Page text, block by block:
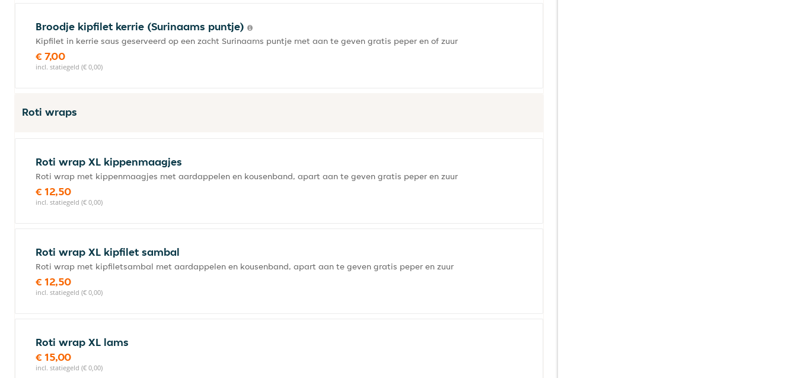
Broodje kipfilet kerrie (Surinaams puntje)
Kipfilet in kerrie saus geserveerd op een zacht Surinaams puntje met aan te geven gratis peper en of zuur
€ 7,00
incl. statiegeld (€ 0,00)
Roti wraps
Roti wrap XL kippenmaagjes
Roti wrap met kippenmaagjes met aardappelen en kousenband, apart aan te geven gratis peper en zuur
€ 12,50
incl. statiegeld (€ 0,00)
Roti wrap XL kipfilet sambal
Roti wrap met kipfiletsambal met aardappelen en kousenband, apart aan te geven gratis peper en zuur
€ 12,50
incl. statiegeld (€ 0,00)
Roti wrap XL lams
€ 15,00
incl. statiegeld (€ 0,00)